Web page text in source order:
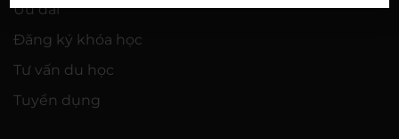
Ưu đãi
Đăng ký khóa học
Tư vấn du học
Tuyển dụng